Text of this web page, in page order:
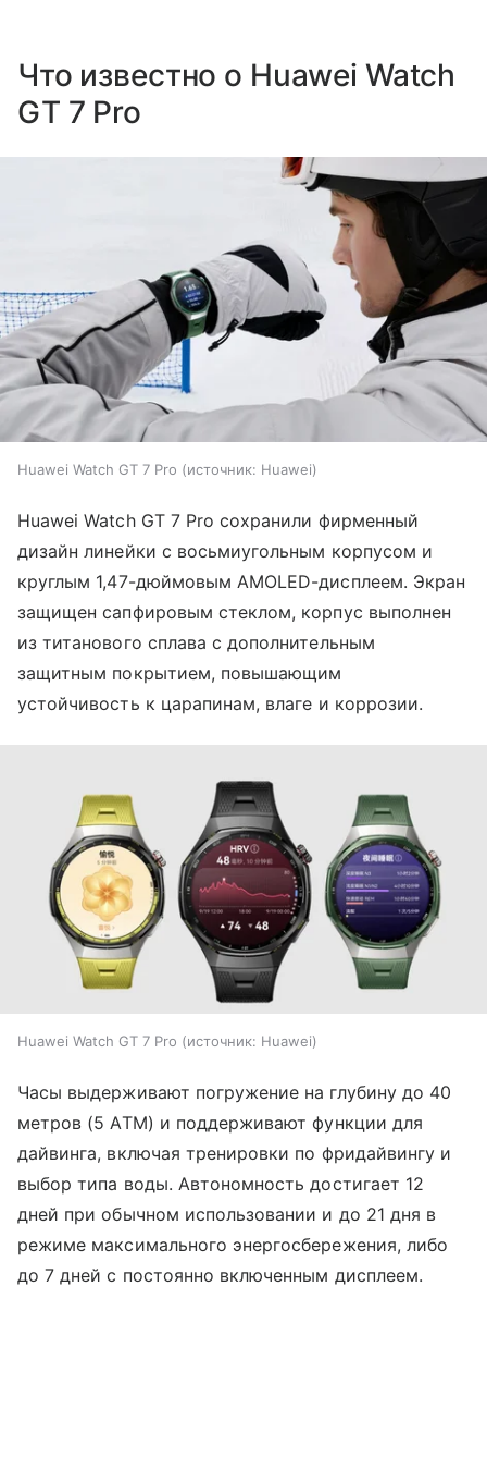
Что известно о Huawei Watch
GT 7 Pro
Huawei Watch GT 7 Pro источник: Huawei
Huawei Watch GT 7 Pro сохранили фирменный
дизайн линейки с восьмиугольным корпусом и
круглым 1,47-дюймовым AMOLED-дисплеем. Экран
защищен сапфировым стеклом, корпус выполнен
из титанового сплава с дополнительным
защитным покрытием, повышающим
устойчивость к царапинам, влаге и коррозии.
Huawei Watch GT 7 Pro источник: Huawei
Часы выдерживают погружение на глубину до 40
метров (5 ATM) и поддерживают функции для
дайвинга, включая тренировки по фридайвингу и
выбор типа воды. Автономность достигает 12
дней при обычном использовании и до 21 дня в
режиме максимального энергосбережения, либо
до 7 дней с постоянно включенным дисплеем.